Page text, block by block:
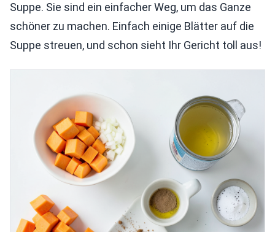
Suppe. Sie sind ein einfacher Weg, um das Ganze
schöner zu machen. Einfach einige Blätter auf die
Suppe streuen, und schon sieht Ihr Gericht toll aus!